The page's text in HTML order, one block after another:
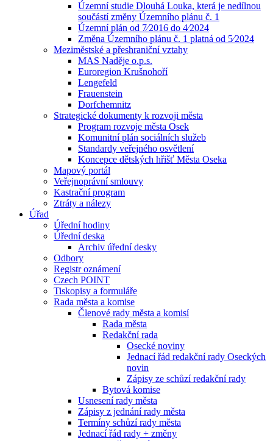
Územní studie Dlouhá Louka, která je nedílnou
součástí změny Územního plánu č. 1
Územní plán od 7⁄2016 do 4⁄2024
Změna Územního plánu č. 1 platná od 5⁄2024
Meziměstské a přeshraniční vztahy
MAS Naděje o.p.s.
Euroregion Krušnohoří
Lengefeld
Frauenstein
Dorfchemnitz
Strategické dokumenty k rozvoji města
Program rozvoje města Osek
Komunitní plán sociálních služeb
Standardy veřejného osvětlení
Koncepce dětských hřišť Města Oseka
Mapový portál
Veřejnoprávní smlouvy
Kastrační program
Ztráty a nálezy
Úřad
Úřední hodiny
Úřední deska
Archiv úřední desky
Odbory
Registr oznámení
Czech POINT
Tiskopisy a formuláře
Rada města a komise
Členové rady města a komisí
Rada města
Redakční rada
Osecké noviny
Jednací řád redakční rady Oseckých
novin
Zápisy ze schůzí redakční rady
Bytová komise
Usnesení rady města
Zápisy z jednání rady města
Termíny schůzí rady města
Jednací řád rady + změny